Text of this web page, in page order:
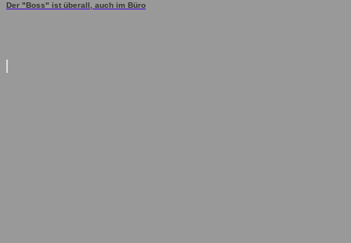
Der "Boss" ist überall, auch im Büro